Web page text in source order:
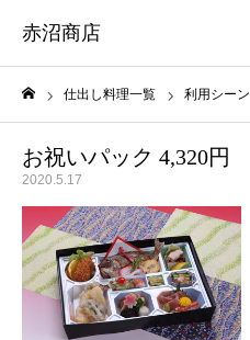
赤沼商店
仕出し料理一覧 利用シーン
お祝いパック 4,320円
2020.5.17